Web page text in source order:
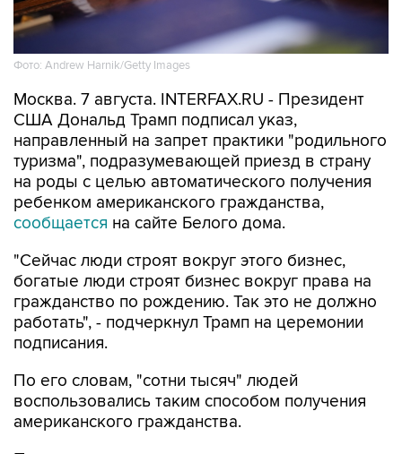
Фото: Andrew Harnik/Getty Images
Москва. 7 августа. INTERFAX.RU - Президент
США Дональд Трамп подписал указ,
направленный на запрет практики "родильного
туризма", подразумевающей приезд в страну
на роды с целью автоматического получения
ребенком американского гражданства,
сообщается на сайте Белого дома.
"Сейчас люди строят вокруг этого бизнес,
богатые люди строят бизнес вокруг права на
гражданство по рождению. Так это не должно
работать", - подчеркнул Трамп на церемонии
подписания.
По его словам, "сотни тысяч" людей
воспользовались таким способом получения
американского гражданства.